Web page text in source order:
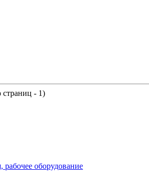
страниц - 1)
оборудование